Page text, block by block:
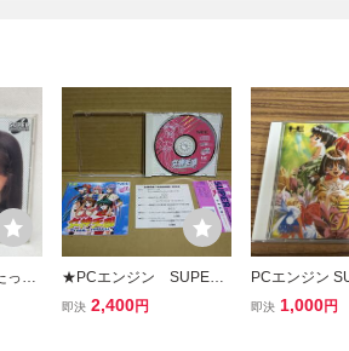
った
★PCエンジン SUPER
CD-ROM2 女神天国
即決 2,400円
PCエンジン
ROM2 誕生
即決 1,000円